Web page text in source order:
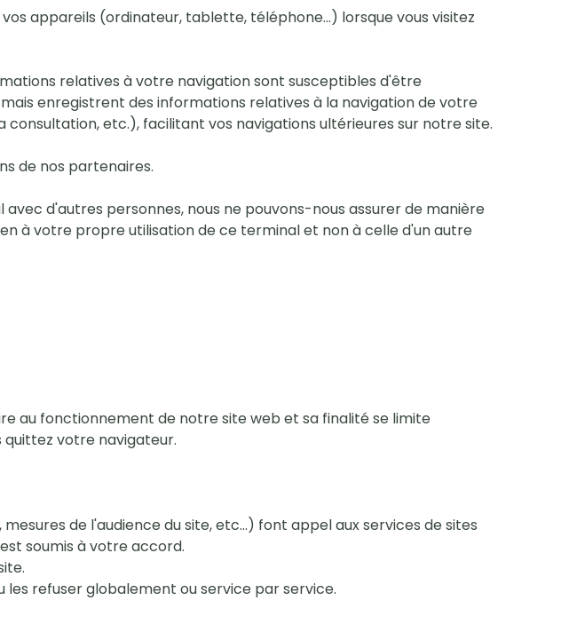
appareils (ordinateur, tablette, téléphone…) lorsque vous visitez
relatives à votre navigation sont susceptibles d'être
enregistrent des informations relatives à la navigation de votre
etc.), facilitant vos navigations ultérieures sur notre site.
de nos partenaires.
d'autres personnes, nous ne pouvons-nous assurer de manière
à votre propre utilisation de ce terminal et non à celle d'un autre
au fonctionnement de notre site web et sa finalité se limite
votre navigateur.
de l'audience du site, etc…) font appel aux services de sites
soumis à votre accord.
refuser globalement ou service par service.